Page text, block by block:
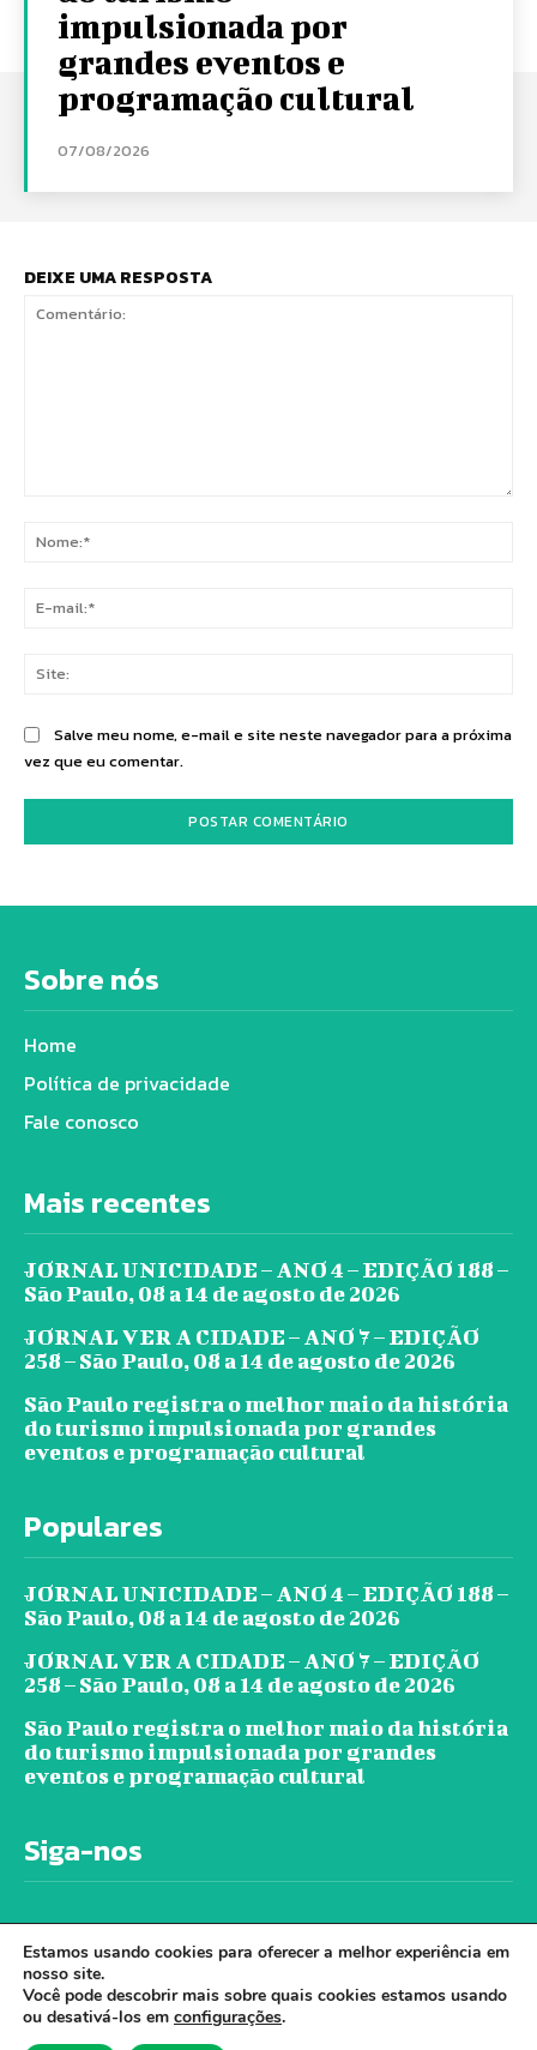
impulsionada por
grandes eventos e
programação cultural
07/08/2026
DEIXE UMA RESPOSTA
Salve meu nome, e-mail e site neste navegador para a próxima
vez que eu comentar.
Sobre nós
Home
Política de privacidade
Fale conosco
Mais recentes
JORNAL UNICIDADE – ANO 4 – EDIÇÃO 188 –
São Paulo, 08 a 14 de agosto de 2026
JORNAL VER A CIDADE – ANO 7 – EDIÇÃO
258 – São Paulo, 08 a 14 de agosto de 2026
São Paulo registra o melhor maio da história
do turismo impulsionada por grandes
eventos e programação cultural
Populares
JORNAL UNICIDADE – ANO 4 – EDIÇÃO 188 –
São Paulo, 08 a 14 de agosto de 2026
JORNAL VER A CIDADE – ANO 7 – EDIÇÃO
258 – São Paulo, 08 a 14 de agosto de 2026
São Paulo registra o melhor maio da história
do turismo impulsionada por grandes
eventos e programação cultural
Siga-nos
Estamos usando cookies para oferecer a melhor experiência em
nosso site.
Você pode descobrir mais sobre quais cookies estamos usando
ou desativá-los em configurações.